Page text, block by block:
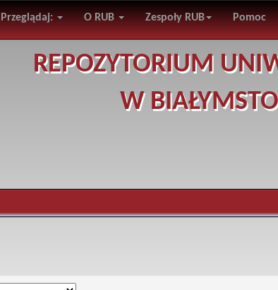
Przeglądaj: O RUB Zespoły RUB Pomoc
REPOZYTORIUM
W